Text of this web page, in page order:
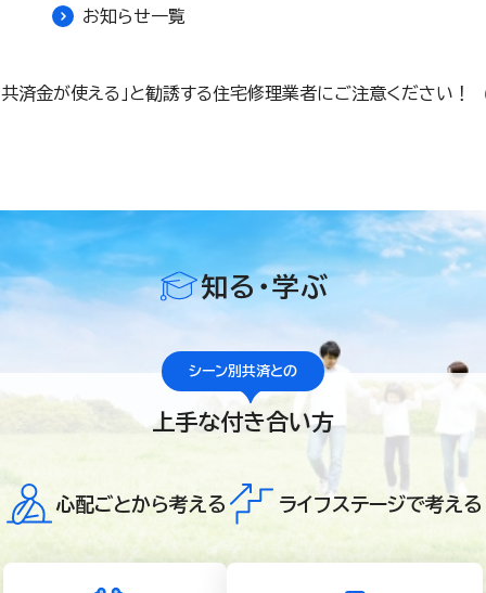
お知らせ一覧
共済金が使える」と勧誘する住宅修理業者にご注意ください！
知る・学ぶ
シーン別共済との
上手な付き合い方
心配ごとから考える ライフステージで考える